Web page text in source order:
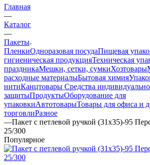
Главная
—
Каталог
—
Пакеты
ПленкиОдноразовая посудаПищевая
гигиеническая продукцияТехническая
праздникаМешки, сетки, сумкиХозтовары
расходные материалыБытовая химия
нитиКанцтовары Средства
защитыПродуктыОборудование для
упаковкиАвтотоварыТовары для офиса и
торговлиРазное
—Пакет с петлевой ручкой (31х35)-95
25/300
Популярное